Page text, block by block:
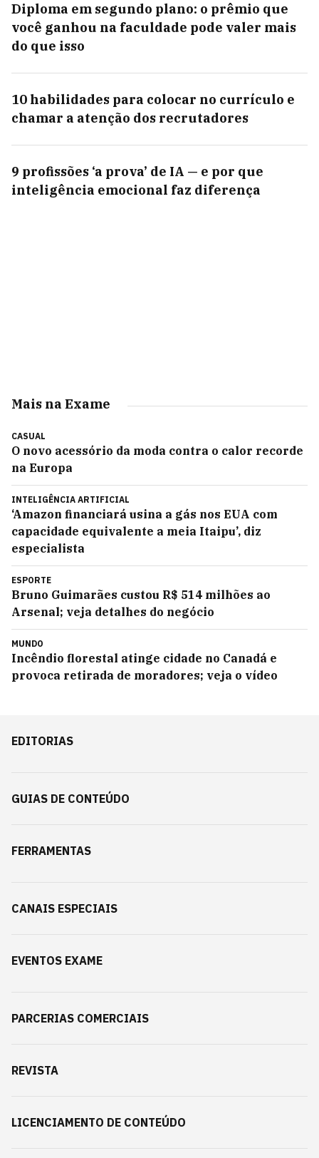
Diploma em segundo plano: o prêmio que
você ganhou na faculdade pode valer mais
do que isso
10 habilidades para colocar no currículo e
chamar a atenção dos recrutadores
9 profissões ‘a prova’ de IA — e por que
inteligência emocional faz diferença
Mais na Exame
CASUAL
O novo acessório da moda contra o calor recorde
na Europa
INTELIGÊNCIA ARTIFICIAL
‘Amazon financiará usina a gás nos EUA com
capacidade equivalente a meia Itaipu’, diz
especialista
ESPORTE
Bruno Guimarães custou R$ 514 milhões ao
Arsenal; veja detalhes do negócio
MUNDO
Incêndio florestal atinge cidade no Canadá e
provoca retirada de moradores; veja o vídeo
EDITORIAS
GUIAS DE CONTEÚDO
FERRAMENTAS
CANAIS ESPECIAIS
EVENTOS EXAME
PARCERIAS COMERCIAIS
REVISTA
LICENCIAMENTO DE CONTEÚDO